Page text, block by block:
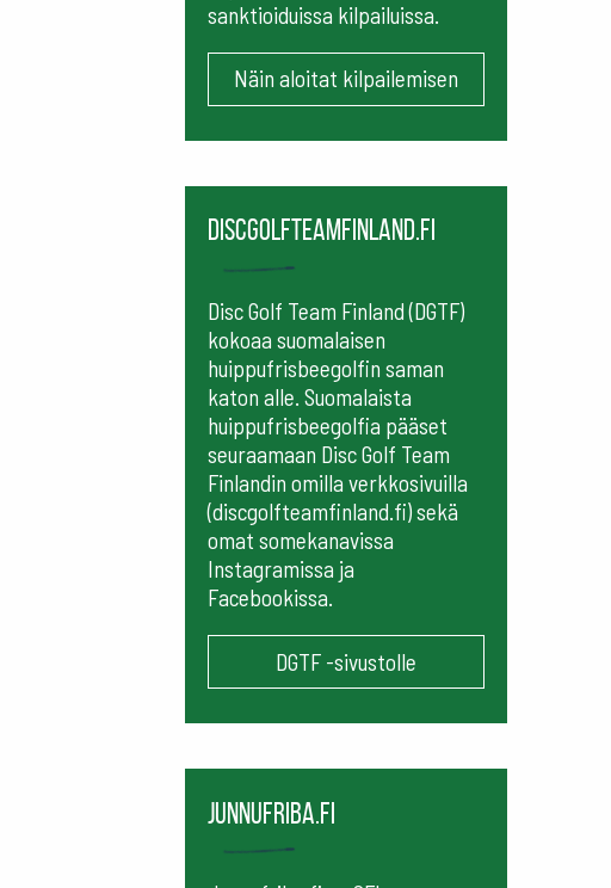
sanktioiduissa kilpailuissa.
Näin aloitat kilpailemisen
Discgolfteamfinland.fi
Disc Golf Team Finland (DGTF)
kokoaa suomalaisen
huippufrisbeegolfin saman
katon alle. Suomalaista
huippufrisbeegolfia pääset
seuraamaan Disc Golf Team
Finlandin omilla verkkosivuilla
(discgolfteamfinland.fi) sekä
omat somekanavissa
Instagramissa ja
Facebookissa.
DGTF -sivustolle
Junnufriba.fi